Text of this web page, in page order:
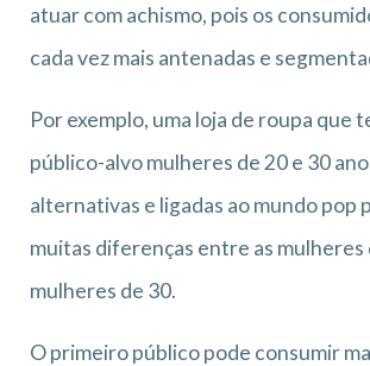
atuar com achismo, pois os
cada vez mais antenadas e
Por exemplo, uma loja de roupa que
público-alvo mulheres de 20 e 30
alternativas e ligadas ao mundo pop
muitas diferenças entre as mulheres
mulheres de 30.
O primeiro público pode consumir